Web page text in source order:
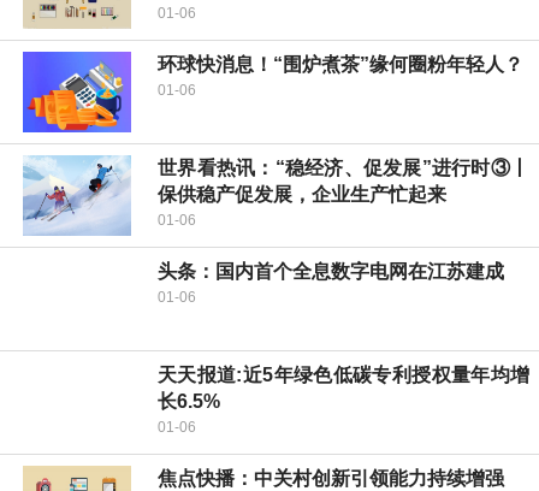
01-06
环球快消息！“围炉煮茶”缘何圈粉年轻人？
01-06
世界看热讯：“稳经济、促发展”进行时③丨
保供稳产促发展，企业生产忙起来
01-06
头条：国内首个全息数字电网在江苏建成
01-06
天天报道:近5年绿色低碳专利授权量年均增
长6.5%
01-06
焦点快播：中关村创新引领能力持续增强